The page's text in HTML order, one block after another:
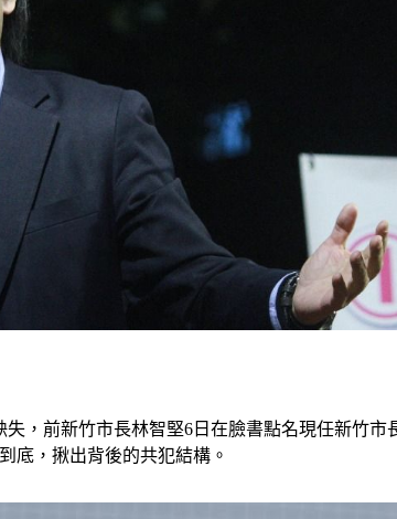
失，前新竹市長林智堅6日在臉書點名現任新竹
底，揪出背後的共犯結構。